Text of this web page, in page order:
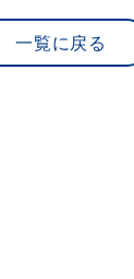
一覧に戻る